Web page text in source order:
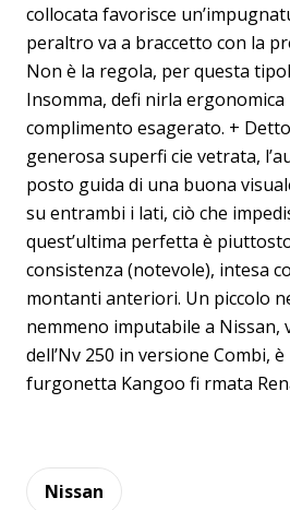
collocata favorisce
peraltro va a braccetto con la
Non è la regola, per questa
Insomma, defi nirla
complimento esagerato. +
generosa superfi cie vetrata,
posto guida di una buona
su entrambi i lati, ciò che
quest’ultima perfetta è
consistenza (notevole), intesa
montanti anteriori. Un piccolo
nemmeno imputabile a Nissan,
dell’Nv 250 in versione Combi,
furgonetta Kangoo fi rmata
Nissan